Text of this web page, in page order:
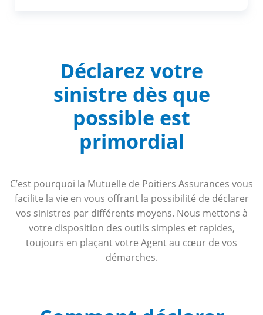
Déclarez votre
sinistre dès que
possible est
primordial
C’est pourquoi la Mutuelle de Poitiers Assurances vous
facilite la vie en vous offrant la possibilité de déclarer
vos sinistres par différents moyens. Nous mettons à
votre disposition des outils simples et rapides,
toujours en plaçant votre Agent au cœur de vos
démarches.